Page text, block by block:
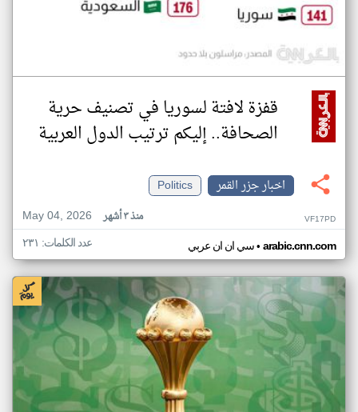
قفزة لافتة لسوريا في تصنيف حرية
الصحافة.. إليكم ترتيب الدول العربية
اخبار جزر القمر
Politics
May 04, 2026
منذ ٣ أشهر VF17PD
سي ان ان عربي• arabic.cnn.com عدد الكلمات: ٢٣١